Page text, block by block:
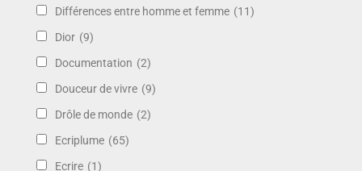
Différences entre homme et femme (11)
Dior (9)
Documentation (2)
Douceur de vivre (9)
Drôle de monde (2)
Ecriplume (65)
Ecrire (1)